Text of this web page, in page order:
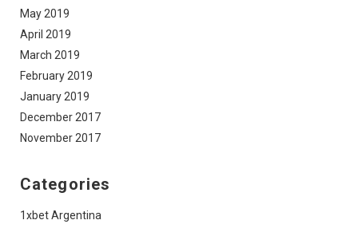
May 2019
April 2019
March 2019
February 2019
January 2019
December 2017
November 2017
Categories
1xbet Argentina